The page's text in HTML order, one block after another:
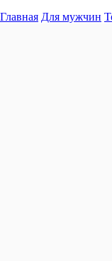
Главная Для мужчин